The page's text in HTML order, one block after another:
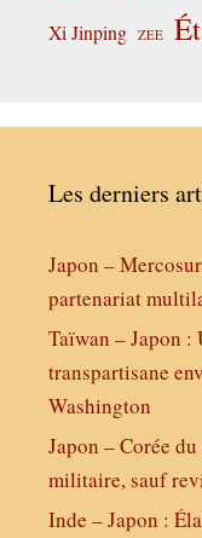
Xi Jinping ZEE
Les derniers
Japon –
partenariat
Taïwan – Japon :
transpartisane
Washington
Japon – Corée
militaire, sauf
Inde – Japon :